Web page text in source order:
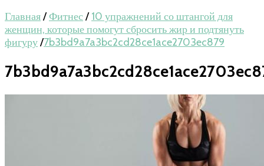
Главная/Фитнес/ 10 упражнений со штангой для
женщин, которые помогут сбросить жир и подтянуть
фигуру/7b3bd9a7a3bc2cd28ce1ace2703ec879